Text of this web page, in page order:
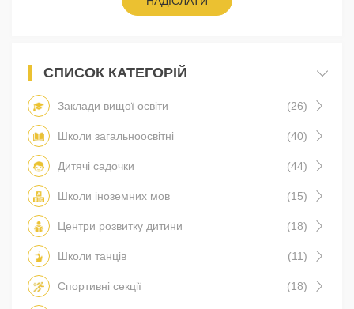
СПИСОК КАТЕГОРІЙ
Заклади вищої освіти (26)
Школи загальноосвітні (40)
Дитячі садочки (44)
Школи іноземних мов (15)
Центри розвитку дитини (18)
Школи танців (11)
Спортивні секції (18)